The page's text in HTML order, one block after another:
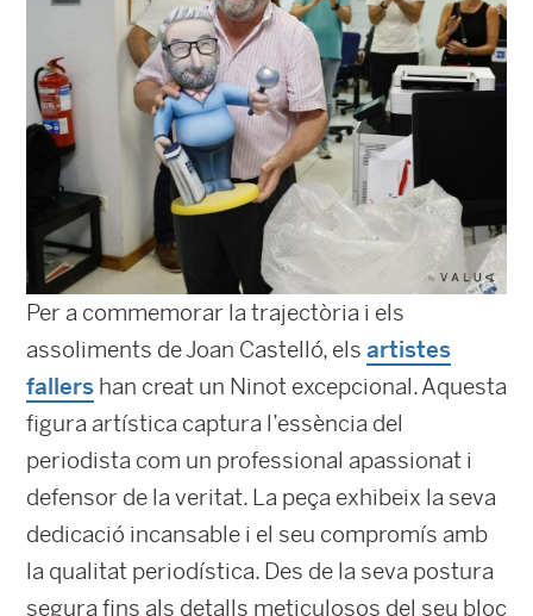
Per a commemorar la trajectòria i els
assoliments de Joan Castelló, els artistes
fallers han creat un Ninot excepcional. Aquesta
figura artística captura l’essència del
periodista com un professional apassionat i
defensor de la veritat. La peça exhibeix la seva
dedicació incansable i el seu compromís amb
la qualitat periodística. Des de la seva postura
segura fins als detalls meticulosos del seu bloc